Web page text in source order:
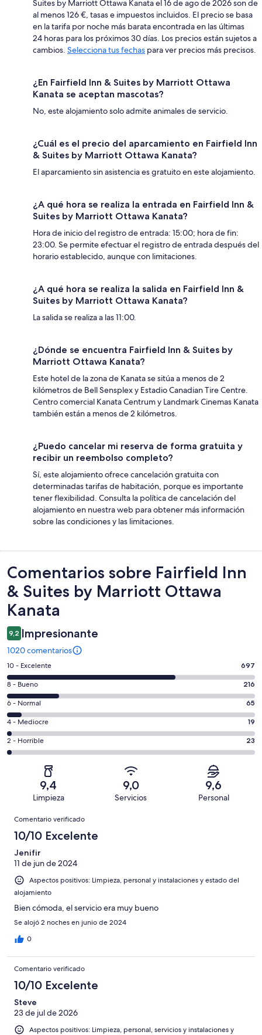
Suites by Marriott Ottawa Kanata el 16 de ago de 2026 son de
al menos 126 €, tasas e impuestos incluidos. El precio se basa
en la tarifa por noche más barata encontrada en las últimas
24 horas para los próximos 30 días. Los precios están sujetos a
cambios. Selecciona tus fechas para ver precios más precisos.
¿En Fairfield Inn & Suites by Marriott Ottawa
Kanata se aceptan mascotas?
No, este alojamiento solo admite animales de servicio.
¿Cuál es el precio del aparcamiento en Fairfield Inn
& Suites by Marriott Ottawa Kanata?
El aparcamiento sin asistencia es gratuito en este alojamiento.
¿A qué hora se realiza la entrada en Fairfield Inn &
Suites by Marriott Ottawa Kanata?
Hora de inicio del registro de entrada: 15:00; hora de fin:
23:00. Se permite efectuar el registro de entrada después del
horario establecido, aunque con limitaciones.
¿A qué hora se realiza la salida en Fairfield Inn &
Suites by Marriott Ottawa Kanata?
La salida se realiza a las 11:00.
¿Dónde se encuentra Fairfield Inn & Suites by
Marriott Ottawa Kanata?
Este hotel de la zona de Kanata se sitúa a menos de 2
kilómetros de Bell Sensplex y Estadio Canadian Tire Centre.
Centro comercial Kanata Centrum y Landmark Cinemas Kanata
también están a menos de 2 kilómetros.
¿Puedo cancelar mi reserva de forma gratuita y
recibir un reembolso completo?
Sí, este alojamiento ofrece cancelación gratuita con
determinadas tarifas de habitación, porque es importante
tener flexibilidad. Consulta la política de cancelación del
alojamiento en nuestra web para obtener más información
sobre las condiciones y las limitaciones.
Comentarios
Comentarios sobre Fairfield Inn
& Suites by Marriott Ottawa
Kanata
9,2 Impresionante
1020 comentarios
697
comentarios
de
un
total
de
1020
con
puntuación
10 - Excelente 697
216
comentarios
de
un
total
de
1020
puntuación
Bueno
8 - Bueno 216
65
comentarios
de
un
total
puntuación
Normal
6 - Normal 65
19
comentarios
de
una
puntuación
Mediocre
4 - Mediocre 19
23
comentarios
1020
una
puntuación
de
2 - Horrible 23
9,4
Limpieza
9,0
Servicios
9,6
Personal
Comentarios
Comentario verificado
10/10 Excelente
Jenifir
11 de jun de 2024
Aspectos positivos: Limpieza, personal y instalaciones y estado del
alojamiento
Bien cómoda, el servicio era muy bueno
Se alojó 2 noches en junio de 2024
0
Comentario verificado
10/10 Excelente
Steve
23 de jul de 2026
Aspectos positivos: Limpieza, personal, servicios y instalaciones y